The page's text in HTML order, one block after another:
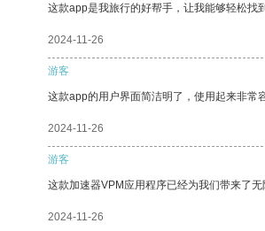
这款app是我旅行的好帮手，让我能够轻松找
2024-11-26
游客
这款app的用户界面简洁明了，使用起来非常
2024-11-26
游客
这款加速器VPM应用程序已经为我们带来了无
2024-11-26